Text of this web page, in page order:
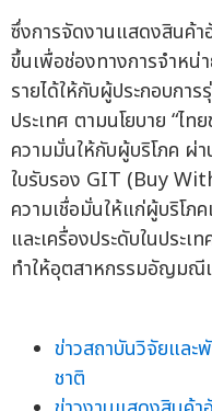
ซึ่งการจัดงานแสดงสินค้
ขึ้นเพื่อช่องทางการจำหน่
รายได้ให้กับผู้ประกอบกา
ประเทศ ตามนโยบาย “ไ
ความมั่นให้กับผู้บริโภค ผ่
ใบรับรอง GIT (Buy
ความเชื่อมั่นให้แก่ผู้บริโ
และเครื่องประดับในประ
ทำให้อุตสาหกรรมอัญมณี
ข่าวสถาบันวิจัยแล
ชาติ